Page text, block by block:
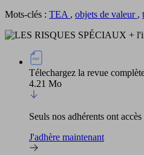
Mots-clés : TEA , objets de valeur ,
Télechargez la revue
4.21 Mo
Seuls nos adhérents ont
J'adhère maintenant